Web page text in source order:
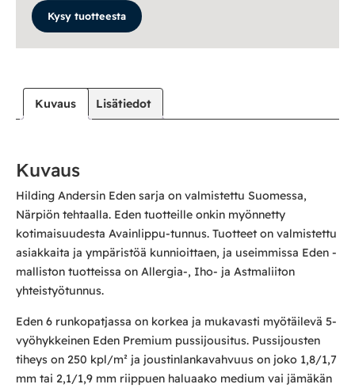
Kysy tuotteesta
Kuvaus Lisätiedot
Kuvaus
Hilding Andersin Eden sarja on valmistettu Suomessa,
Närpiön tehtaalla. Eden tuotteille onkin myönnetty
kotimaisuudesta Avainlippu-tunnus. Tuotteet on valmistettu
asiakkaita ja ympäristöä kunnioittaen, ja useimmissa Eden -
malliston tuotteissa on Allergia-, Iho- ja Astmaliiton
yhteistyötunnus.
Eden 6 runkopatjassa on korkea ja mukavasti myötäilevä 5-
vyöhykkeinen Eden Premium pussijousitus. Pussijousten
tiheys on 250 kpl/m² ja joustinlankavahvuus on joko 1,8/1,7
mm tai 2,1/1,9 mm riippuen haluaako medium vai jämäkän